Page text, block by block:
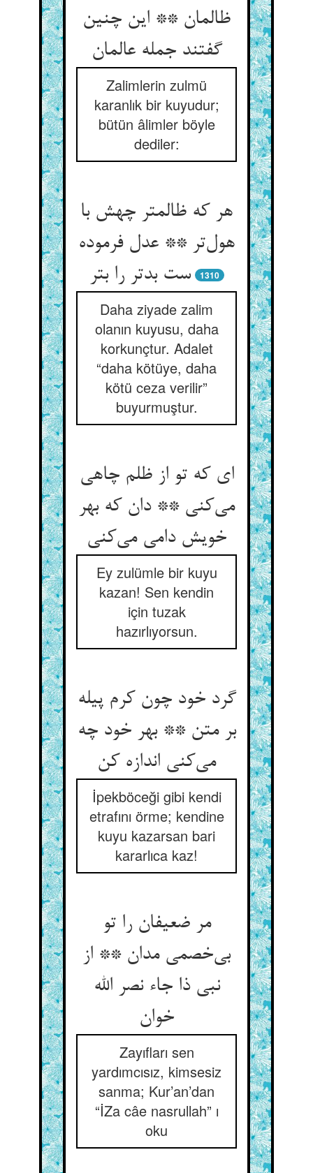
ظالمان ** این چنین
گفتند جمله عالمان‌‌
Zalimlerin zulmü
karanlık bir kuyudur;
bütün âlimler böyle
dediler:
هر که ظالمتر چهش با
هول‌‌تر ** عدل فرموده
ست بدتر را بتر
1310
Daha ziyade zalim
olanın kuyusu, daha
korkunçtur. Adalet
“daha kötüye, daha
kötü ceza verilir”
buyurmuştur.
ای که تو از ظلم چاهی
می‌‌کنی ** دان که بهر
Ey zulümle bir kuyu
kazan! Sen kendin
için tuzak
hazırlıyorsun.
گرد خود چون کرم پیله
بر متن ** بهر خود چه
İpekböceği gibi kendi
etrafını örme; kendine
kuyu kazarsan bari
kararlıca kaz!
مر ضعیفان را تو
بی‌‌خصمی مدان ** از
نبی ذا جاء نصر الله
Zayıfları sen
yardımcısız, kimsesiz
sanma; Kur’an’dan
“İZa câe nasrullah” ı
oku